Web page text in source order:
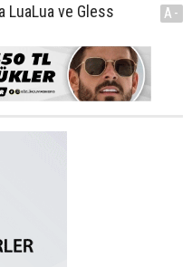
LuaLua ve Gless
A-